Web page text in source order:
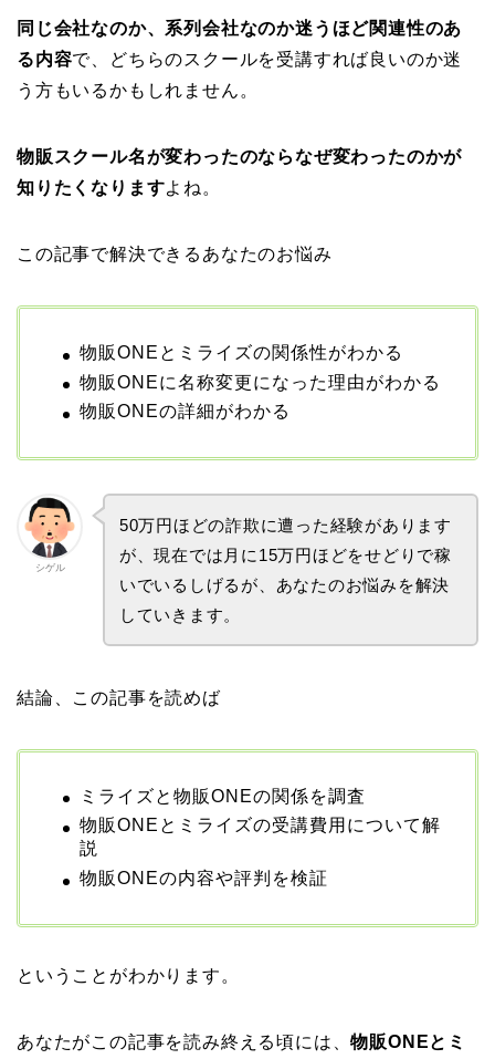
同じ会社なのか、系列会社なのか迷うほど関連性のあ
る内容で、どちらのスクールを受講すれば良いのか迷
う方もいるかもしれません。
物販スクール名が変わったのならなぜ変わったのかが
知りたくなりますよね。
この記事で解決できるあなたのお悩み
物販ONEとミライズの関係性がわかる
物販ONEに名称変更になった理由がわかる
物販ONEの詳細がわかる
シゲル
50万円ほどの詐欺に遭った経験があります
が、現在では月に15万円ほどをせどりで稼
いでいるしげるが、あなたのお悩みを解決
していきます。
結論、この記事を読めば
ミライズと物販ONEの関係を調査
物販ONEとミライズの受講費用について解
説
物販ONEの内容や評判を検証
ということがわかります。
あなたがこの記事を読み終える頃には、物販ONEとミ